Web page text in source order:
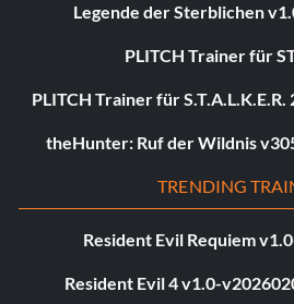
Legende der Sterblichen
PLITCH Trainer für
PLITCH Trainer für
theHunter: Ruf der Wildnis
TRENDING
Resident Evil Requiem
Resident Evil 4 v1.0-